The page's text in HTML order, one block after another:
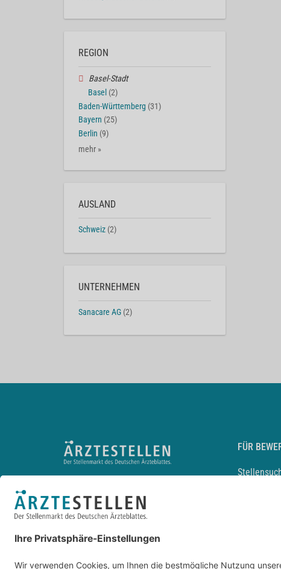
REGION
Basel-Stadt
Basel (2)
Baden-Württemberg (31)
Bayern (25)
Berlin (9)
mehr »
AUSLAND
Schweiz (2)
UNTERNEHMEN
Sanacare AG (2)
FÜR